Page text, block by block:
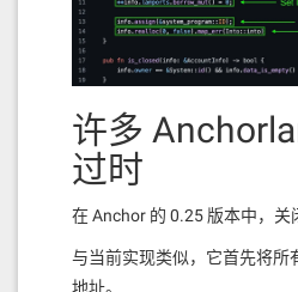
许多
过时
在 Anchor 的 0.25 版本中，关
与当前实现类似，它首先将所
地址。